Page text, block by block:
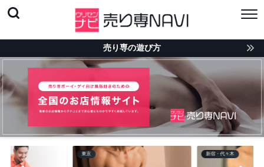
売り専の遊び方
東京 新宿・代々木